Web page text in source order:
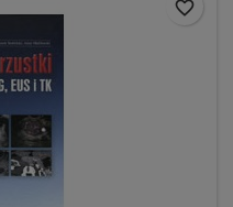
favorite_border